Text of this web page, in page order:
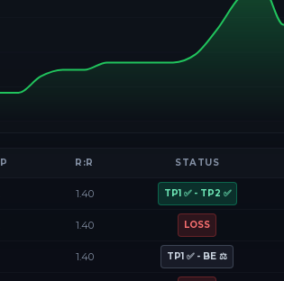
R:R STATUS
1.40 TP1 ✅ - TP2 ✅
1.40 LOSS
1.40 TP1 ✅ - BE ⚖️